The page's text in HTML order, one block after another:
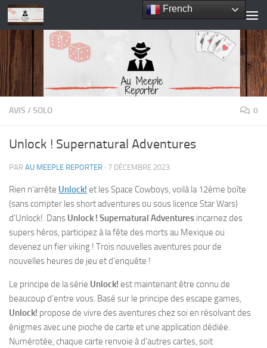
Skip to content
AVIS /SOLO 0
Unlock ! Supernatural Adventures
PAR AU MEEPLE REPORTER · 7 DÉCEMBRE 2023
Rien n’arrête Unlock! et les Space Cowboys, voilà la 12ème boîte
(sans compter les short adventures ou sous licence Star Wars)
d’Unlock!. Dans Unlock ! Supernatural Adventures incarnez des
supers héros, participez à la fête des morts au Mexique ou
devenez un fier viking ! Trois nouvelles aventures pour de
nouvelles heures de jeu et d’enquête !
Le principe de la série Unlock! est maintenant être connu de
beaucoup d’entre vous. Basé sur le principe des escape games,
Unlock! propose de vivre des aventures chez soi en résolvant des
énigmes avec une pioche de carte et une application dédiée.
Numérotée, chaque carte renvoie à d’autres cartes, soit
French